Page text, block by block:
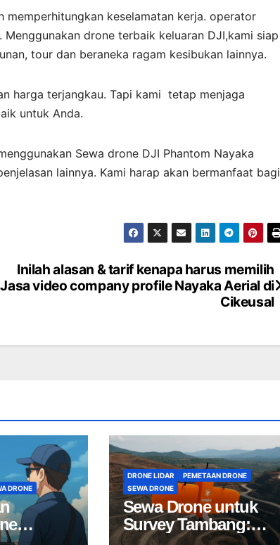
keselamatan kerja. operator
drone terbaik keluaran DJI,kami siap
tour dan beraneka ragam kesibukan lainnya.
harga terjangkau. Tapi kami tetap menjaga
untuk Anda.
Sewa drone DJI Phantom Nayaka
lainnya. Kami harap akan bermanfaat bagi
Inilah alasan & tarif kenapa harus memilih
Jasa video company profile Nayaka Aerial di
Cikeusal
DRONE
DRONE LIDAR
PEMETAAN DRONE
SEWA DRONE
Sewa Drone untuk
Survey Tambang: